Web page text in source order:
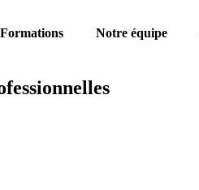
Formations Notre équipe